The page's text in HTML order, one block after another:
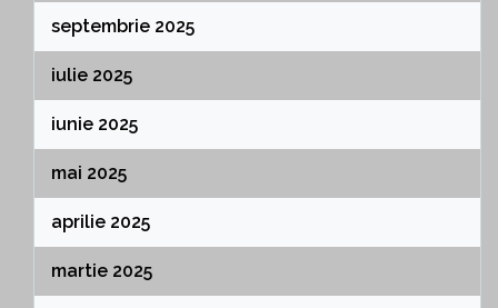
septembrie 2025
iulie 2025
iunie 2025
mai 2025
aprilie 2025
martie 2025